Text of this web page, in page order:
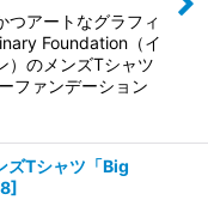
つアートなグラフィ
Foundation（イ
）のメンズTシャツ
ファンデーション
Tシャツ「Big
]